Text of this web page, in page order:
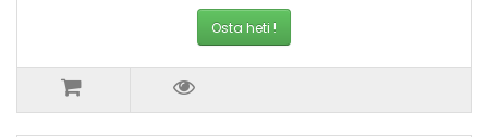
Osta heti !